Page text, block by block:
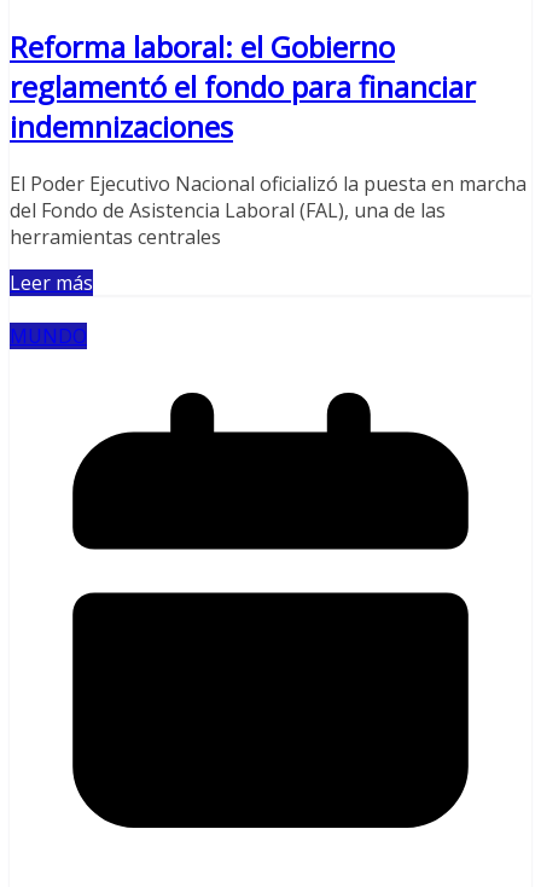
Reforma laboral: el Gobierno
reglamentó el fondo para financiar
indemnizaciones
El Poder Ejecutivo Nacional oficializó la puesta en marcha
del Fondo de Asistencia Laboral (FAL), una de las
herramientas centrales
Leer más
MUNDO